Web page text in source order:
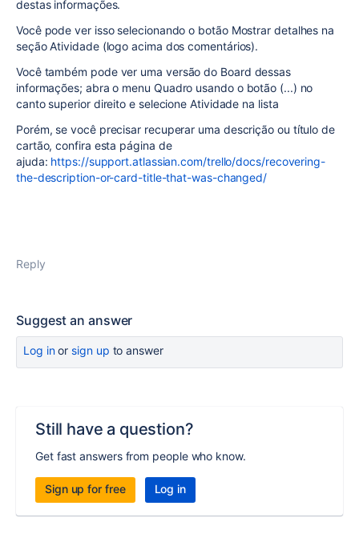
destas informações.
Você pode ver isso selecionando o botão Mostrar detalhes na
seção Atividade (logo acima dos comentários).
Você também pode ver uma versão do Board dessas
informações; abra o menu Quadro usando o botão (...) no
canto superior direito e selecione Atividade na lista
Porém, se você precisar recuperar uma descrição ou título de
cartão, confira esta página de
ajuda: https://support.atlassian.com/trello/docs/recovering-
the-description-or-card-title-that-was-changed/
Reply
Suggest an answer
Log inor sign up to answer
Still have a question?
Get fast answers from people who know.
Sign up for free Log in